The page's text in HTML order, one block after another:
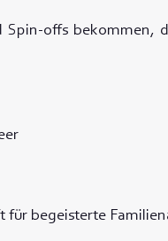
Spin-offs bekommen,
für begeisterte